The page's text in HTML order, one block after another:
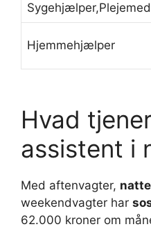
Hjemmehjælper
Hvad
assistent i
Med aftenvagter,
weekendvagter har
62.000 kroner om